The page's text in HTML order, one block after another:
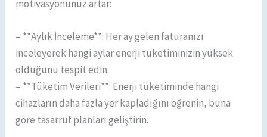
motivasyonunuz artar:
– **Aylık İnceleme**: Her ay gelen faturanızı
inceleyerek hangi aylar enerji tüketiminizin yüksek
olduğunu tespit edin.
– **Tüketim Verileri**: Enerji tüketiminde hangi
cihazların daha fazla yer kapladığını öğrenin, buna
göre tasarruf planları geliştirin.